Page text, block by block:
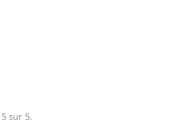
5 sur 5.